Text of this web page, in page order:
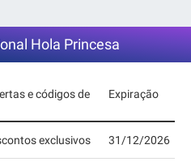
Hola Princesa
e códigos de
Expiração
exclusivos 31/12/2026